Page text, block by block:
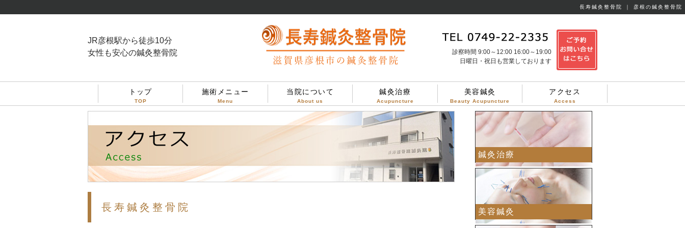
長寿鍼灸整骨院 ｜ 彦根の鍼灸整骨院
JR彦根駅から徒歩10分
女性も安心の鍼灸整骨院
診察時間 9:00～12:00 16:00～19:00
日曜日・祝日も営業しております
トップ
TOP
施術メニュー
Menu
当院について
About us
当院について
治療方針
診療案内
院内設備
院内の様子
鍼灸治療
Acupuncture
美容鍼灸
Beauty Acupuncture
アクセス
Access
長寿鍼灸整骨院
鍼灸治療
美容鍼灸